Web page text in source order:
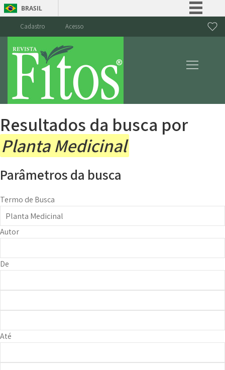
BRASIL
Canais
Cadastro Acesso
Resultados da busca por
Planta Medicinal
Parâmetros da busca
Termo de Busca
Autor
De
Até